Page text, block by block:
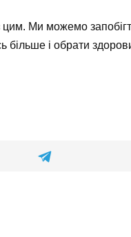
Ми можемо
і обрати